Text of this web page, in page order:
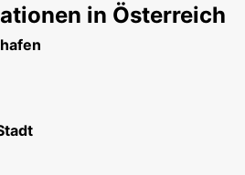
in Österreich